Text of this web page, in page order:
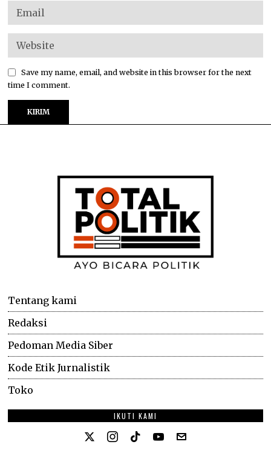
Save my name, email, and website in this browser for the next
time I comment.
Tentang kami
Redaksi
Pedoman Media Siber
Kode Etik Jurnalistik
Toko
IKUTI KAMI